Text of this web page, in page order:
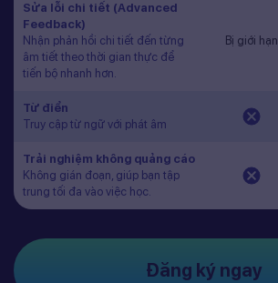
Sửa lỗi chi tiết (Advanced
Feedback)
Nhận phản hồi chi tiết đến từng
âm tiết theo thời gian thực để
tiến bộ nhanh hơn.
Bị giới hạn
Từ điển
Truy cập từ ngữ với phát âm
Trải nghiệm không quảng cáo
Không gián đoạn, giúp bạn tập
trung tối đa vào việc học.
Đăng ký ngay